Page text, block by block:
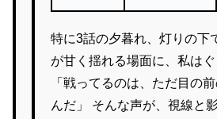
特に3話の夕暮れ、灯りの下
が甘く揺れる場面に、私はぐ
「戦ってるのは、ただ目の
んだ」 そんな声が、視線と